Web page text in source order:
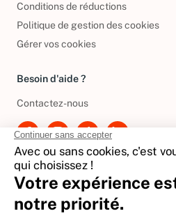
Conditions de réductions
Politique de gestion des cookies
Gérer vos cookies
Besoin d'aide ?
Contactez-nous
International
🇪🇸 Espagne
🇩🇪Allemagne